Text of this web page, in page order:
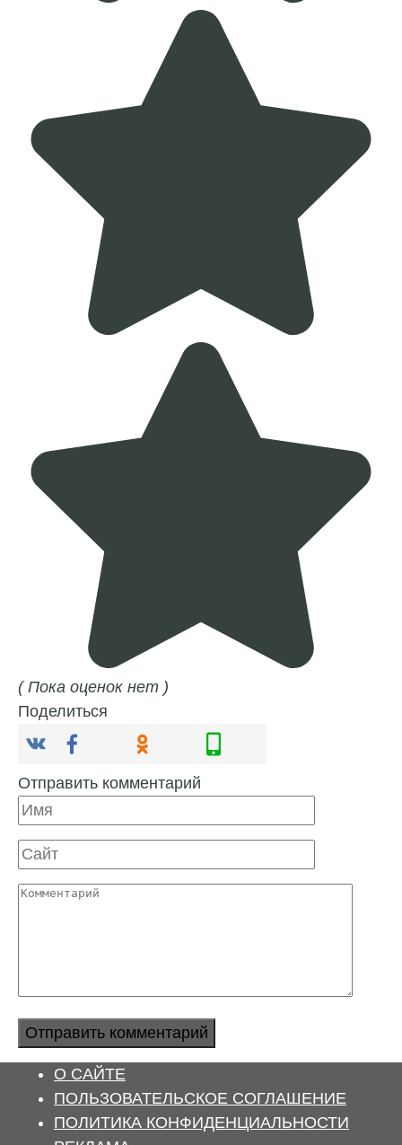
( Пока оценок нет )
Поделиться
Отправить комментарий
Имя
Сайт
Комментарий
О САЙТЕ
ПОЛЬЗОВАТЕЛЬСКОЕ СОГЛАШЕНИЕ
ПОЛИТИКА КОНФИДЕНЦИАЛЬНОСТИ